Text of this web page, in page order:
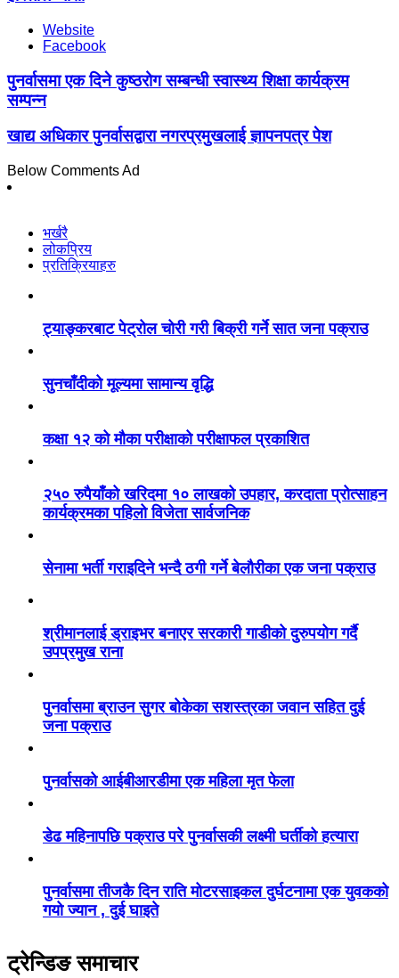
Website
Facebook
पुनर्वासमा एक दिने कुष्ठरोग सम्बन्धी स्वास्थ्य शिक्षा कार्यक्रम
सम्पन्न
खाद्य अधिकार पुनर्वासद्वारा नगरप्रमुखलाई ज्ञापनपत्र पेश
Below Comments Ad
भर्खरै
लोकप्रिय
प्रतिक्रियाहरु
ट्याङ्करबाट पेट्रोल चोरी गरी बिक्री गर्ने सात जना पक्राउ
सुनचाँदीको मूल्यमा सामान्य वृद्धि
कक्षा १२ को मौका परीक्षाको परीक्षाफल प्रकाशित
२५० रुपैयाँको खरिदमा १० लाखको उपहार, करदाता प्रोत्साहन
कार्यक्रमका पहिलो विजेता सार्वजनिक
सेनामा भर्ती गराइदिने भन्दै ठगी गर्ने बेलौरीका एक जना पक्राउ
श्रीमानलाई ड्राइभर बनाएर सरकारी गाडीको दुरुपयोग गर्दै
उपप्रमुख राना
पुनर्वासमा ब्राउन सुगर बोकेका सशस्त्रका जवान सहित दुई
जना पक्राउ
पुनर्वासको आईबीआरडीमा एक महिला मृत फेला
डेढ महिनापछि पक्राउ परे पुनर्वासकी लक्ष्मी घर्तीको हत्यारा
पुनर्वासमा तीजकै दिन राति मोटरसाइकल दुर्घटनामा एक युवकको
गयो ज्यान , दुई घाइते
ट्रेन्डिङ समाचार